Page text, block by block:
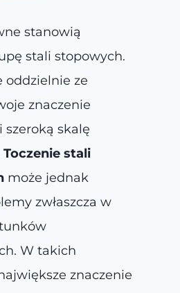
stanowią
stali stopowych.
oddzielnie ze
znaczenie
szeroką skalę
Toczenie stali
może jednak
zwłaszcza w
W takich
znaczenie